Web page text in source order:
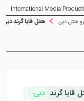
هتل دبی هتل قایا گرند دبی
قایا گرند دبی